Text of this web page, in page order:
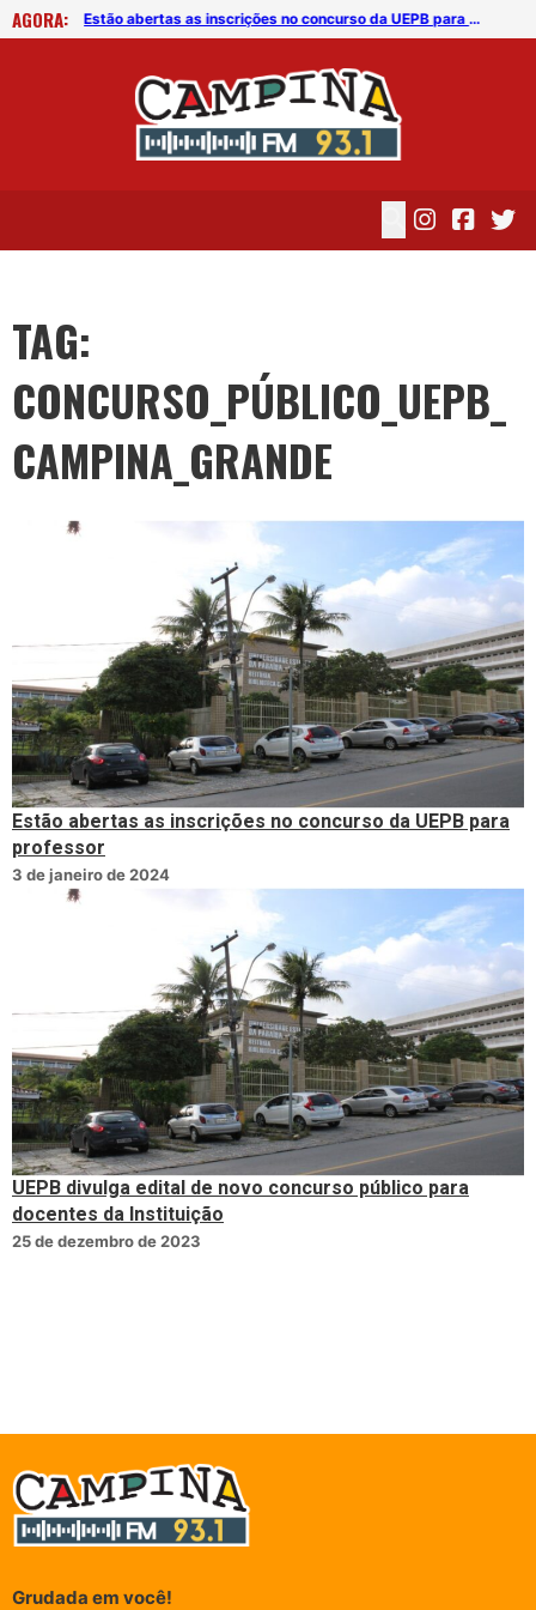
AGORA:
UEPB divulga edital de novo concurso público para docentes da Instituição Estão abertas as inscrições no concurso da UEPB para professor
TAG:
CONCURSO_PÚBLICO_UEPB_
CAMPINA_GRANDE
Estão abertas as inscrições no concurso da UEPB para
professor
3 de janeiro de 2024
UEPB divulga edital de novo concurso público para
docentes da Instituição
25 de dezembro de 2023
Grudada em você!